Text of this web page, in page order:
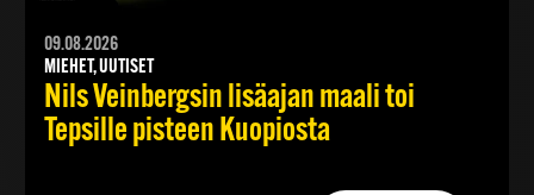
09.08.2026
MIEHET, UUTISET
Nils Veinbergsin lisäajan maali toi
Tepsille pisteen Kuopiosta